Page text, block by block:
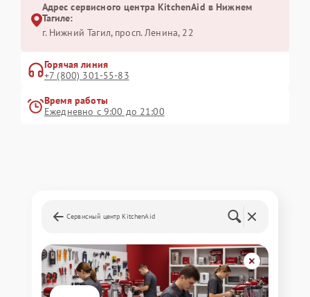
Адрес сервисного центра KitchenAid в Нижнем
Тагиле:
г. Нижний Тагил, просп. Ленина, 22
Горячая линия
+7 (800) 301-55-83
Время работы
Ежедневно с 9:00 до 21:00
Сервисный центр KitchenAid